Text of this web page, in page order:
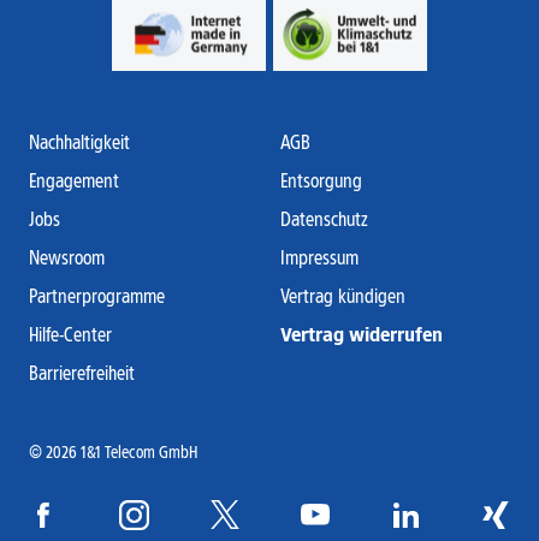
Nachhaltigkeit
Engagement
Jobs
Newsroom
Partnerprogramme
Hilfe-Center
Barrierefreiheit
AGB
Entsorgung
Datenschutz
Impressum
Vertrag kündigen
Vertrag widerrufen
© 2026 1&1 Telecom GmbH